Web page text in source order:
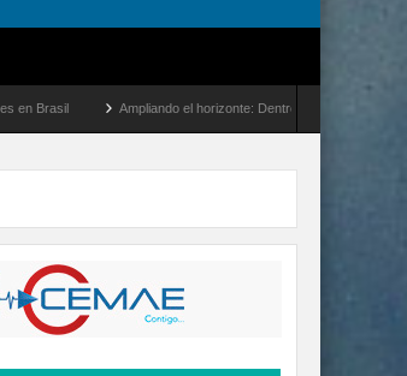
Ampliando el horizonte: Dentro del vuelo de desarrollo más largo del